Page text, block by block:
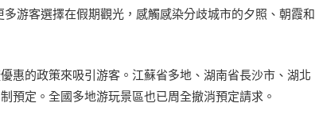
游客選擇在假期觀光，感觸感染分歧城市的夕照、朝霞和
惠的政策來吸引游客。江蘇省多地、湖南省長沙市、湖北
預定。全國多地游玩景區也已周全撤消預定請求。